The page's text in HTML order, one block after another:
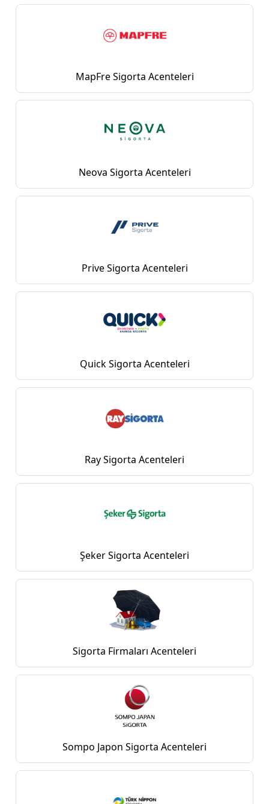
MapFre Sigorta Acenteleri
Neova Sigorta Acenteleri
Prive Sigorta Acenteleri
Quick Sigorta Acenteleri
Ray Sigorta Acenteleri
Şeker Sigorta Acenteleri
Sigorta Firmaları Acenteleri
Sompo Japon Sigorta Acenteleri